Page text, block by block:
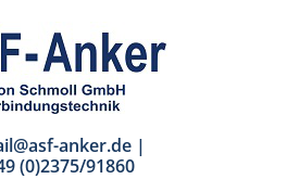
anker.de|
(0)2375/91860